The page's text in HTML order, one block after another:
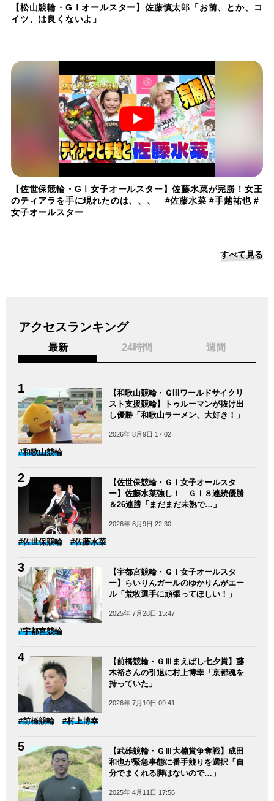
【松山競輪・GⅠオールスター】佐藤慎太郎「お前、とか、コ
イツ、は良くないよ」
【佐世保競輪・GⅠ女子オールスター】佐藤水菜が完勝！女王
のティアラを手に現れたのは、、、 #佐藤水菜 #手越祐也 #
女子オールスター
すべて見る
アクセスランキング
最新 24時間 週間
【和歌山競輪・ＧIIIワールドサイクリ
スト支援競輪】トゥルーマンが抜け出
し優勝「和歌山ラーメン、大好き！」
2026年 8月9日 17:02
#和歌山競輪
【佐世保競輪・ＧⅠ女子オールスタ
ー】佐藤水菜強し！ ＧⅠ８連続優勝
＆26連勝「まだまだ未熟で…」
2026年 8月9日 22:30
#佐世保競輪 #佐藤水菜
【宇都宮競輪・ＧⅠ女子オールスタ
ー】らいりんガールのゆかりんがエー
ル「荒牧選手に頑張ってほしい！」
2025年 7月28日 15:47
#宇都宮競輪
【前橋競輪・ＧⅢまえばし七夕賞】藤
木裕さんの引退に村上博幸「京都魂を
持っていた」
2026年 7月10日 09:41
#前橋競輪 #村上博幸
【武雄競輪・ＧⅢ大楠賞争奪戦】成田
和也が緊急事態に番手競りを選択「自
分でまくれる脚はないので…」
2025年 4月11日 17:56